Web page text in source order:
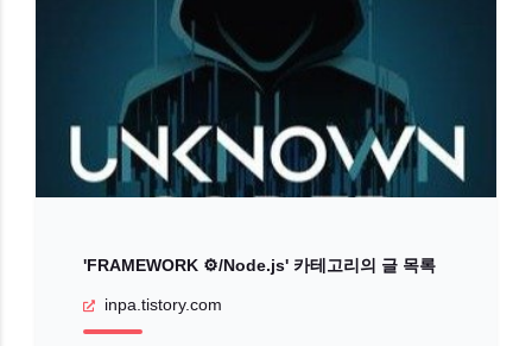
'FRAMEWORK ⚙️/Node.js' 카테고리의 글 목록
inpa.tistory.com